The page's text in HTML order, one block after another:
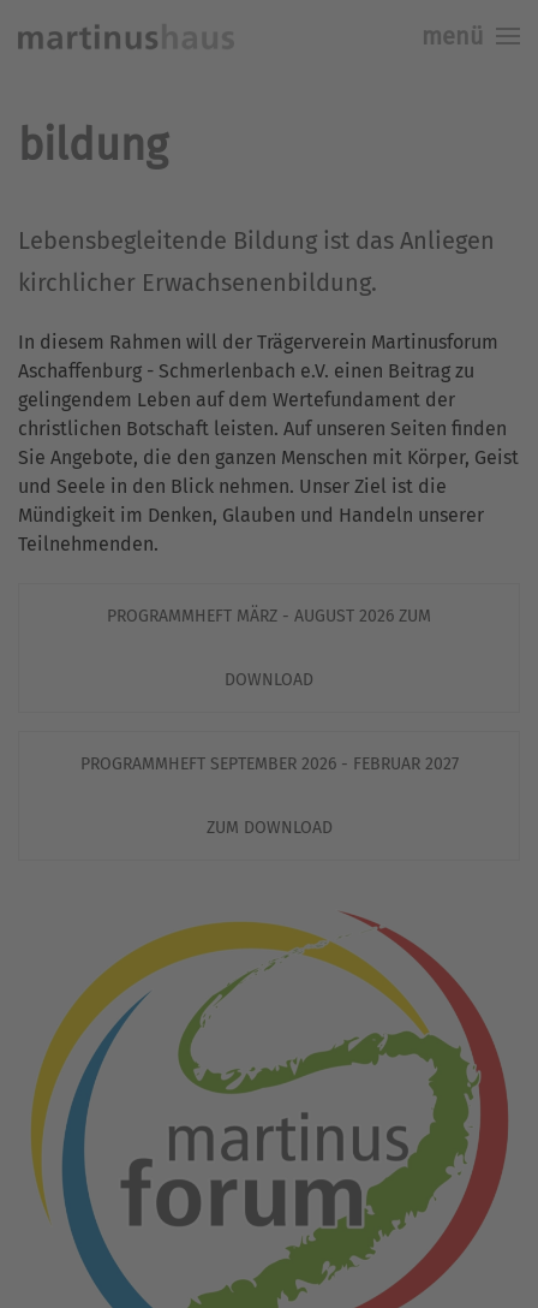
menü
bildung
Lebensbegleitende Bildung ist das Anliegen
kirchlicher Erwachsenenbildung.
In diesem Rahmen will der Trägerverein Martinusforum
Aschaffenburg - Schmerlenbach e.V. einen Beitrag zu
gelingendem Leben auf dem Wertefundament der
christlichen Botschaft leisten. Auf unseren Seiten finden
Sie Angebote, die den ganzen Menschen mit Körper, Geist
und Seele in den Blick nehmen. Unser Ziel ist die
Mündigkeit im Denken, Glauben und Handeln unserer
Teilnehmenden.
PROGRAMMHEFT MÄRZ - AUGUST 2026 ZUM
DOWNLOAD
PROGRAMMHEFT SEPTEMBER 2026 - FEBRUAR 2027
ZUM DOWNLOAD